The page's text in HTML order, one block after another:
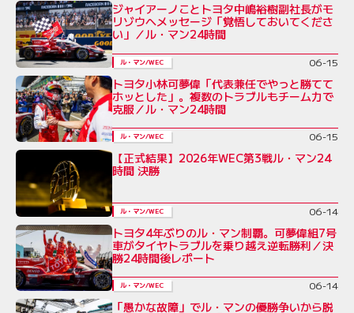
ジャイアーノことトヨタ中嶋裕樹副社長がモ
リゾウへメッセージ「覚悟しておいてくださ
い」／ル・マン24時間
ル・マン/WEC 06-15
トヨタ小林可夢偉「代表兼任でやっと勝てて
ホッとした」。複数のトラブルもチーム力で
克服／ル・マン24時間
ル・マン/WEC 06-15
【正式結果】2026年WEC第3戦ル・マン24
時間 決勝
ル・マン/WEC 06-14
トヨタ4年ぶりのル・マン制覇。可夢偉組7号
車がタイヤトラブルを乗り越え逆転勝利／決
勝24時間後レポート
ル・マン/WEC 06-14
「愚かな故障」でル・マンの優勝争いから脱